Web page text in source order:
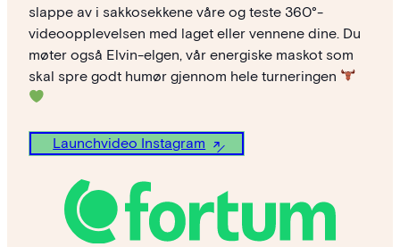
slappe av i sakkosekkene våre og teste 360°-
videoopplevelsen med laget eller vennene dine. Du
møter også Elvin-elgen, vår energiske maskot som
skal spre godt humør gjennom hele turneringen
Launchvideo Instagram